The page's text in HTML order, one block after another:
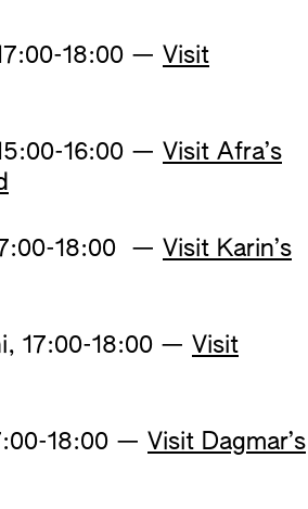
18:00 — Visit
16:00 — Visit Afra’s
18:00 — Visit Karin’s
17:00-18:00 — Visit
18:00 — Visit Dagmar’s